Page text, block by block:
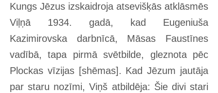
Kungs Jēzus izskaidroja atsevišķās atklāsmēs
Viļņā 1934. gadā, kad Eugeniuša
Kazimirovska darbnīcā, Māsas Faustīnes
vadībā, tapa pirmā svētbilde, gleznota pēc
Plockas vīzijas [shēmas]. Kad Jēzum jautāja
par staru nozīmi, Viņš atbildēja: Šie divi stari